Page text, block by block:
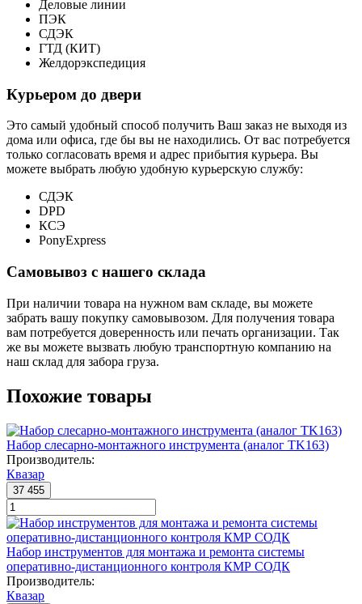
Деловые линии
ПЭК
СДЭК
ГТД (КИТ)
Желдорэкспедиция
Курьером до двери
Это самый удобный способ получить Ваш заказ не выходя из
дома или офиса, где бы вы не находились. От вас потребуется
только согласовать время и адрес прибытия курьера. Вы
можете выбрать любую удобную курьерскую службу:
СДЭК
DPD
КСЭ
PonyExpress
Самовывоз с нашего склада
При наличии товара на нужном вам складе, вы можете
забрать вашу покупку самовывозом. Для получения товара
вам потребуется доверенность или печать организации. Так
же вы можете вызвать любую транспортную компанию на
наш склад для забора груза.
Похожие товары
Набор слесарно-монтажного инструмента (аналог TK163)
Производитель:
Квазар
37 455
Набор инструментов для монтажа и ремонта системы
оперативно-дистанционного контроля КМР СОДК
Производитель:
Квазар